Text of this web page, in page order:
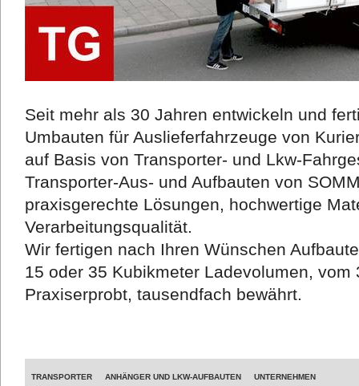
Seit mehr als 30 Jahren entwickeln und
Umbauten für Auslieferfahrzeuge von
auf Basis von Transporter- und Lkw-
Transporter-Aus- und Aufbauten von
praxisgerechte Lösungen, hochwertige
Verarbeitungsqualität.
Wir fertigen nach Ihren Wünschen
15 oder 35 Kubikmeter Ladevolumen, vom
Praxiserprobt, tausendfach bewährt.
TRANSPORTER
ANHÄNGER UND LKW-AUFBAUTEN
UNTERNEHMEN